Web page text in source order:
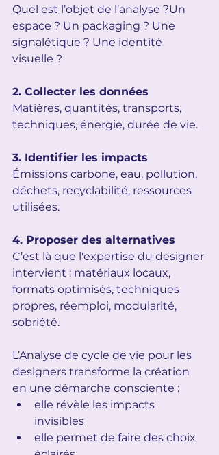
Quel est l’objet de l’analyse ?Un
espace ? Un packaging ? Une
signalétique ? Une identité
visuelle ?
2. Collecter les données
Matières, quantités, transports,
techniques, énergie, durée de vie.
3. Identifier les impacts
Émissions carbone, eau, pollution,
déchets, recyclabilité, ressources
utilisées.
4. Proposer des alternatives
C’est là que l'expertise du designer
intervient : matériaux locaux,
formats optimisés, techniques
propres, réemploi, modularité,
sobriété.
L’Analyse de cycle de vie pour les
designers transforme la création
en une démarche consciente :
elle révèle les impacts
invisibles
elle permet de faire des choix